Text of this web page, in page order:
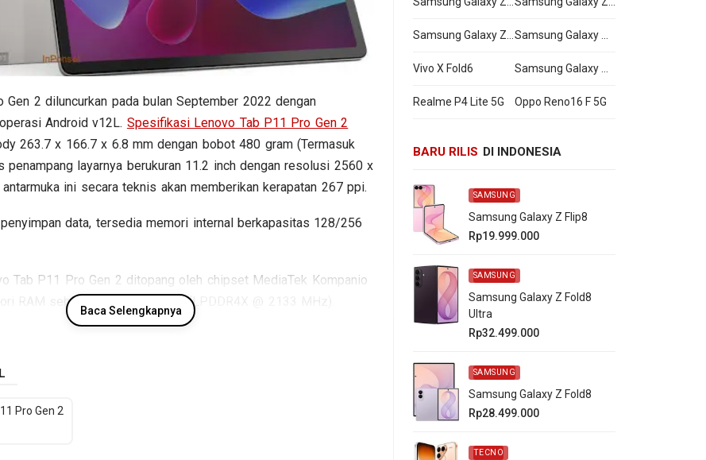
Gen 2 diluncurkan pada bulan September 2022 dengan
Android v12L. Spesifikasi Lenovo Tab P11 Pro Gen 2
263.7 x 166.7 x 6.8 mm dengan bobot 480 gram (Termasuk
penampang layarnya berukuran 11.2 inch dengan resolusi 2560 x
ini secara teknis akan memberikan kerapatan 267 ppi.
data, tersedia memori internal berkapasitas 128/256
Tab P11 Pro Gen 2 ditopang oleh chipset MediaTek Kompanio
RAM sebesar 4/6/8 GB RAM (LPDDR4X @ 2133 MHz).
fotografi tersedia kamera belakang Single lens dan kamera
spesifikasi kunci Lenovo Tab P11 Pro Gen 2.
Spesifikasi Lenovo Tab P11 Pro Gen 2
Baca Selengkapnya
Pro Gen 2
Vivo X Fold6
Realme P4 Lite 5G Oppo Reno16 F 5G
BARU RILIS DI INDONESIA
SAMSUNG
Samsung Galaxy Z Flip8
Rp19.999.000
SAMSUNG
Samsung Galaxy Z Fold8
Ultra
Rp32.499.000
SAMSUNG
Samsung Galaxy Z Fold8
Rp28.499.000
TECNO